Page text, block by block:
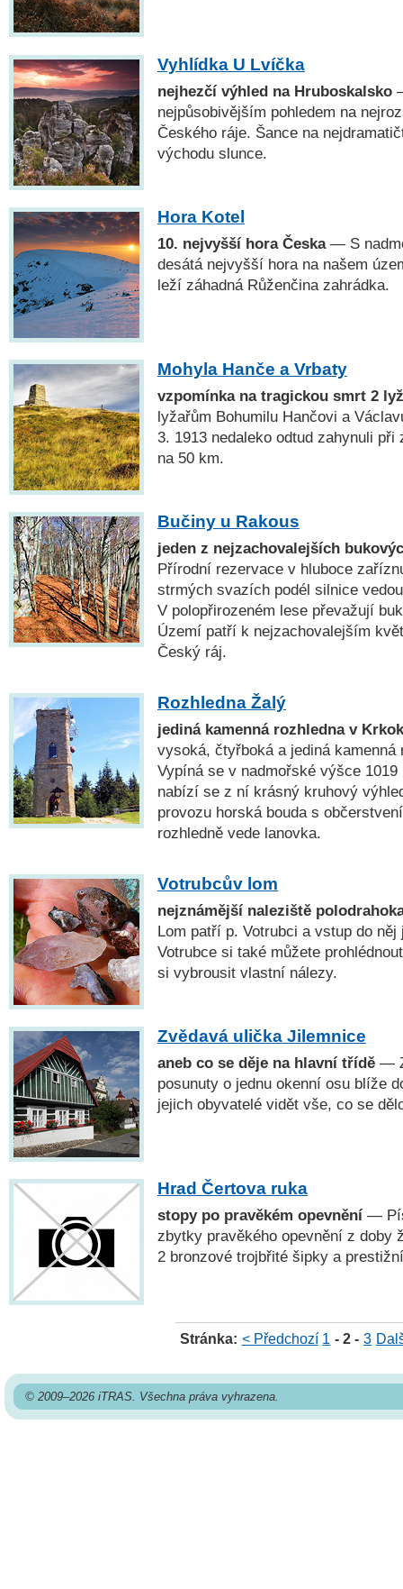
Vyhlídka U Lvíčka
nejhezčí výhled na Hruboskalsko
nejpůsobivějším pohledem na
Českého ráje. Šance na
východu slunce.
Hora Kotel
10. nejvyšší hora Česka— S
desátá nejvyšší hora na našem
leží záhadná Růženčina zahrádka.
Mohyla Hanče a Vrbaty
vzpomínka na tragickou smrt 2
lyžařům Bohumilu Hančovi a
3. 1913 nedaleko odtud zahynuli
na 50 km.
Bučiny u Rakous
jeden z nejzachovalejších
Přírodní rezervace v hluboce
strmých svazích podél silnice
V polopřirozeném lese převažují
Území patří k nejzachovalejším
Český ráj.
Rozhledna Žalý
jediná kamenná rozhledna v
vysoká, čtyřboká a jediná kamenná
Vypíná se v nadmořské výšce
nabízí se z ní krásný kruhový
provozu horská bouda s
rozhledně vede lanovka.
Votrubcův lom
nejznámější naleziště
Lom patří p. Votrubci a vstup do něj
Votrubce si také můžete
si vybrousit vlastní nálezy.
Zvědavá ulička Jilemnice
aneb co se děje na hlavní třídě —
posunuty o jednu okenní osu blíže
jejich obyvatelé vidět vše, co se
Hrad Čertova ruka
stopy po pravěkém opevnění —
zbytky pravěkého opevnění z doby
2 bronzové trojbřité šipky a
Stránka: < Předchozí 1 - 2 - 3
© 2009–2026 iTRAS. Všechna práva vyhrazena.